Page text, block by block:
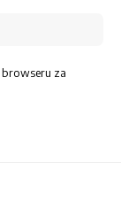
browseru za